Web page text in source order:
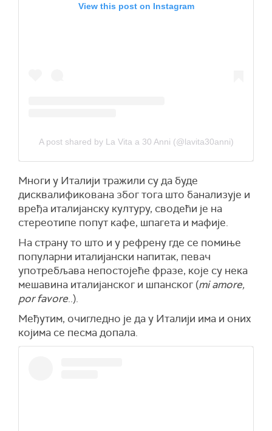
View this post on Instagram
A post shared by La Vita a 30 Anni (@lavita30anni)
Многи у Италији тражили су да буде
дисквалификована због тога што банализује и
вређа италијанску културу, сводећи је на
стереотипе попут кафе, шпагета и мафије.
На страну то што и у рефрену где се помиње
популарни италијански напитак, певач
употребљава непостојеће фразе, које су нека
мешавина италијанског и шпанског (mi amore,
por favorе..).
Међутим, очигледно је да у Италији има и оних
којима се песма допала.